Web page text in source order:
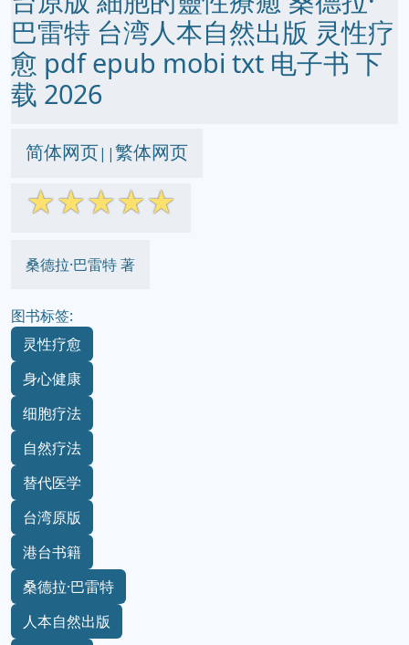
巴雷特 台湾人本自然出版 灵性疗
愈 pdf epub mobi txt 电子书 下
载 2026
简体网页||繁体网页
☆☆☆☆☆
桑德拉·巴雷特 著
图书标签:
灵性疗愈
身心健康
细胞疗法
自然疗法
替代医学
台湾原版
港台书籍
桑德拉·巴雷特
人本自然出版